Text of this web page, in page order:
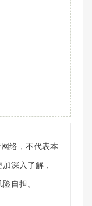
络，不代表本
深入了解，
自担。